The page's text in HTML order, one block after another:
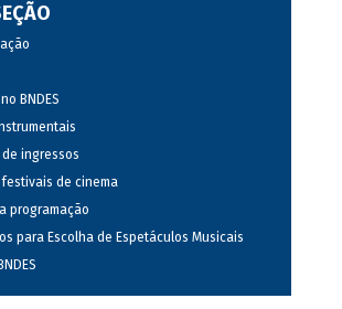
BNDES
de ingressos
festivais de cinema
programação
para Escolha de Espetáculos Musicais